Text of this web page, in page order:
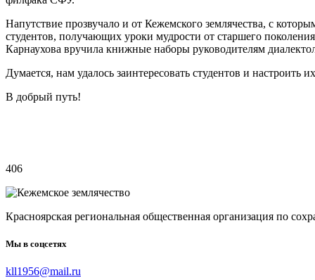
Напутствие прозвучало и от Кежемского землячества, с
студентов, получающих уроки мудрости от старшего
Карнаухова вручила книжные наборы руководителям
Думается, нам удалось заинтересовать студентов и
В добрый путь!
406
Красноярская региональная общественная организация
Мы в соцсетях
kll1956@mail.ru